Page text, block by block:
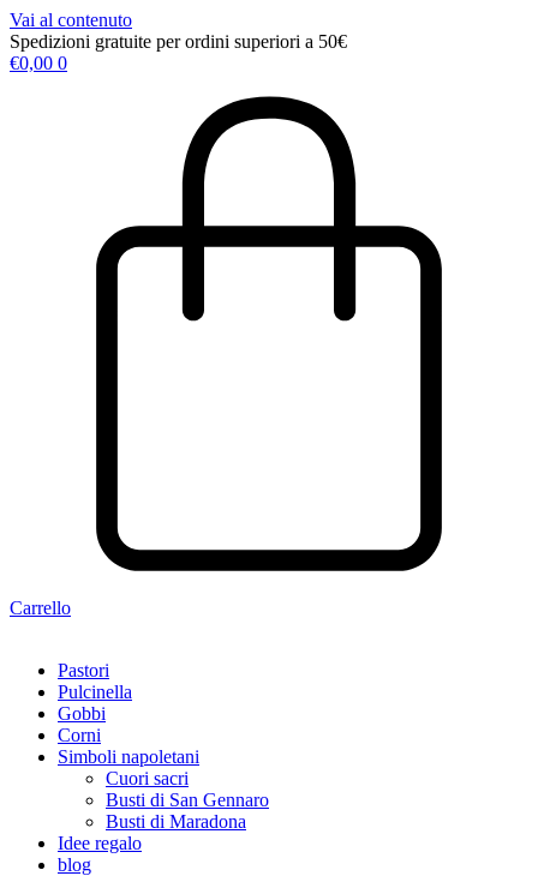
Vai al contenuto
Spedizioni gratuite per ordini superiori a 50€
€0,00 0
Carrello
Pastori
Pulcinella
Gobbi
Corni
Simboli napoletani
Cuori sacri
Busti di San Gennaro
Busti di Maradona
Idee regalo
blog